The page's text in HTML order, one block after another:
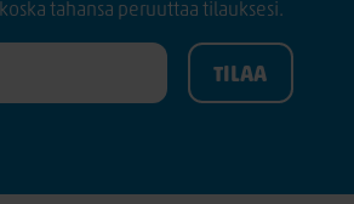
tahansa peruuttaa tilauksesi.